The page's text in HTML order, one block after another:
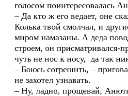
голосом поинтересовалась
– Да кто ж его ведает, оне
Колька твой смолчал, и
миром намазаны. А деда
строем, он присматривался-
чуть не нос к носу, да так
– Боюсь согрешить, –
не захотел узнавать.
– Ну, ладно, прощевай,